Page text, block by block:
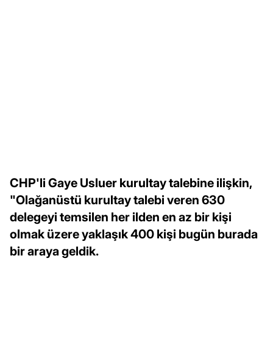
CHP'li Gaye Usluer kurultay talebine ilişkin,
"Olağanüstü kurultay talebi veren 630
delegeyi temsilen her ilden en az bir kişi
olmak üzere yaklaşık 400 kişi bugün burada
bir araya geldik.